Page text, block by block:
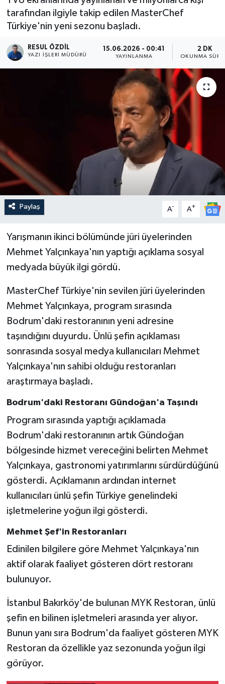
tarafından ilgiyle takip edilen MasterChef
Türkiye'nin yeni sezonu başladı.
RESUL ÖZDIL
YAZI İŞLERI MÜDÜRÜ
15.06.2026 - 00:41
YAYINLANMA
2 DK
OKUNMA
Paylaş A- A+
Yarışmanın ikinci bölümünde jüri üyelerinden
Mehmet Yalçınkaya'nın yaptığı açıklama sosyal
medyada büyük ilgi gördü.
MasterChef Türkiye'nin sevilen jüri üyelerinden
Mehmet Yalçınkaya, program sırasında
Bodrum'daki restoranının yeni adresine
taşındığını duyurdu. Ünlü şefin açıklaması
sonrasında sosyal medya kullanıcıları Mehmet
Yalçınkaya'nın sahibi olduğu restoranları
araştırmaya başladı.
Bodrum'daki Restoranı Gündoğan'a Taşındı
Program sırasında yaptığı açıklamada
Bodrum'daki restoranının artık Gündoğan
bölgesinde hizmet vereceğini belirten Mehmet
Yalçınkaya, gastronomi yatırımlarını sürdürdüğünü
gösterdi. Açıklamanın ardından internet
kullanıcıları ünlü şefin Türkiye genelindeki
işletmelerine yoğun ilgi gösterdi.
Mehmet Şef'in Restoranları
Edinilen bilgilere göre Mehmet Yalçınkaya'nın
aktif olarak faaliyet gösteren dört restoranı
bulunuyor.
İstanbul Bakırköy'de bulunan MYK Restoran, ünlü
şefin en bilinen işletmeleri arasında yer alıyor.
Bunun yanı sıra Bodrum'da faaliyet gösteren MYK
Restoran da özellikle yaz sezonunda yoğun ilgi
görüyor.